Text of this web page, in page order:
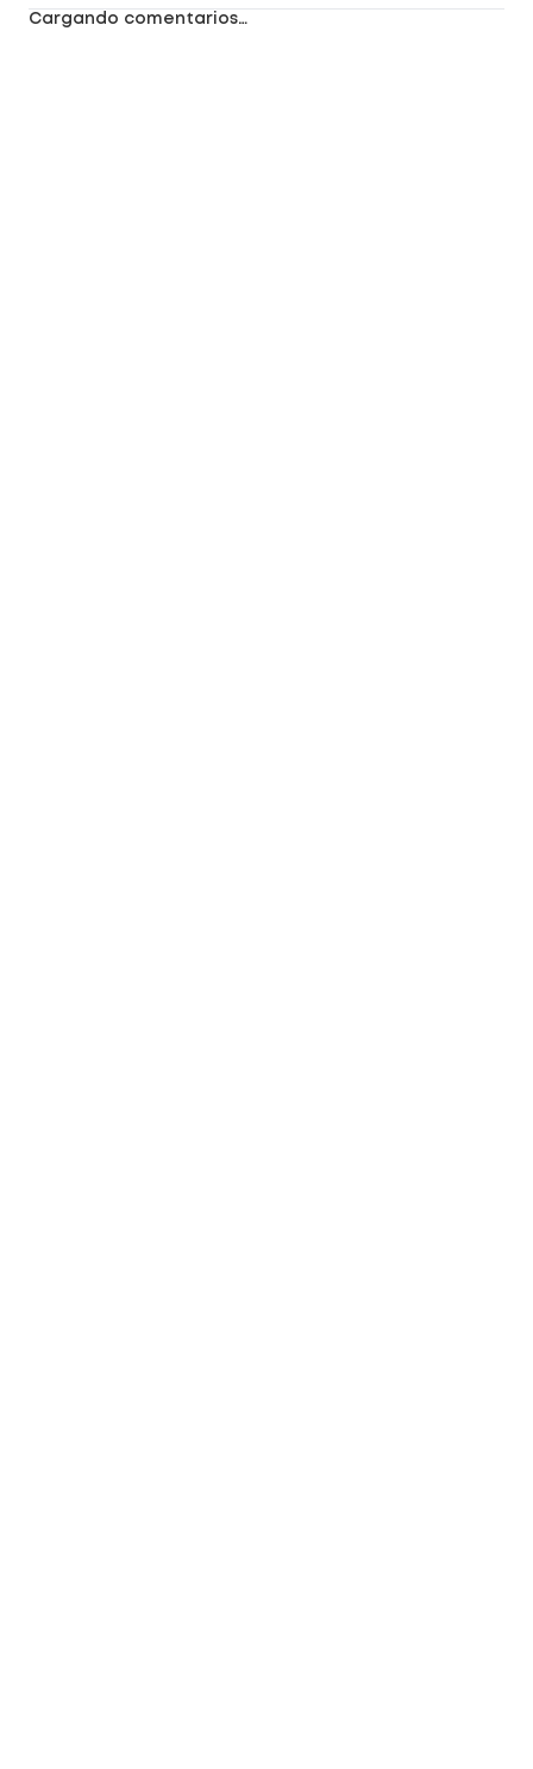
Cargando comentarios…